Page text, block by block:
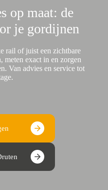
op maat: de
je gordijnen
rail of juist een zichtbare
meten exact in en zorgen
Van advies en service tot